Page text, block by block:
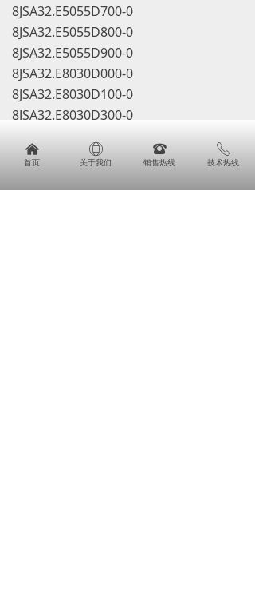
낀 ꄓ 뀵 ꂅ
8JSA32.E5055D700-0
8JSA32.E5055D800-0
8JSA32.E5055D900-0
8JSA32.E8030D000-0
8JSA32.E8030D100-0
8JSA32.E8030D300-0
8JSA32.E8030D700-0
낀
首页
ꄓ
关于我们
뀰
销售热线
ꂅ
技术热线